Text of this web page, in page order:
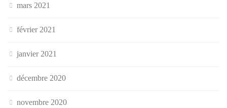
mars 2021
février 2021
janvier 2021
décembre 2020
novembre 2020